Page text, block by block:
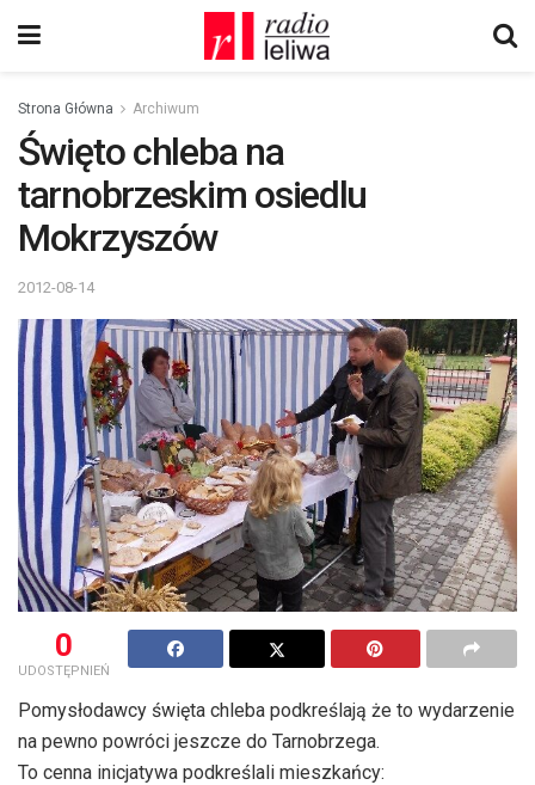
Strona Główna Archiwum
Święto chleba na
tarnobrzeskim osiedlu
Mokrzyszów
2012-08-14
0
UDOSTĘPNIEŃ
Pomysłodawcy święta chleba podkreślają że to wydarzenie
na pewno powróci jeszcze do Tarnobrzega.
To cenna inicjatywa podkreślali mieszkańcy: